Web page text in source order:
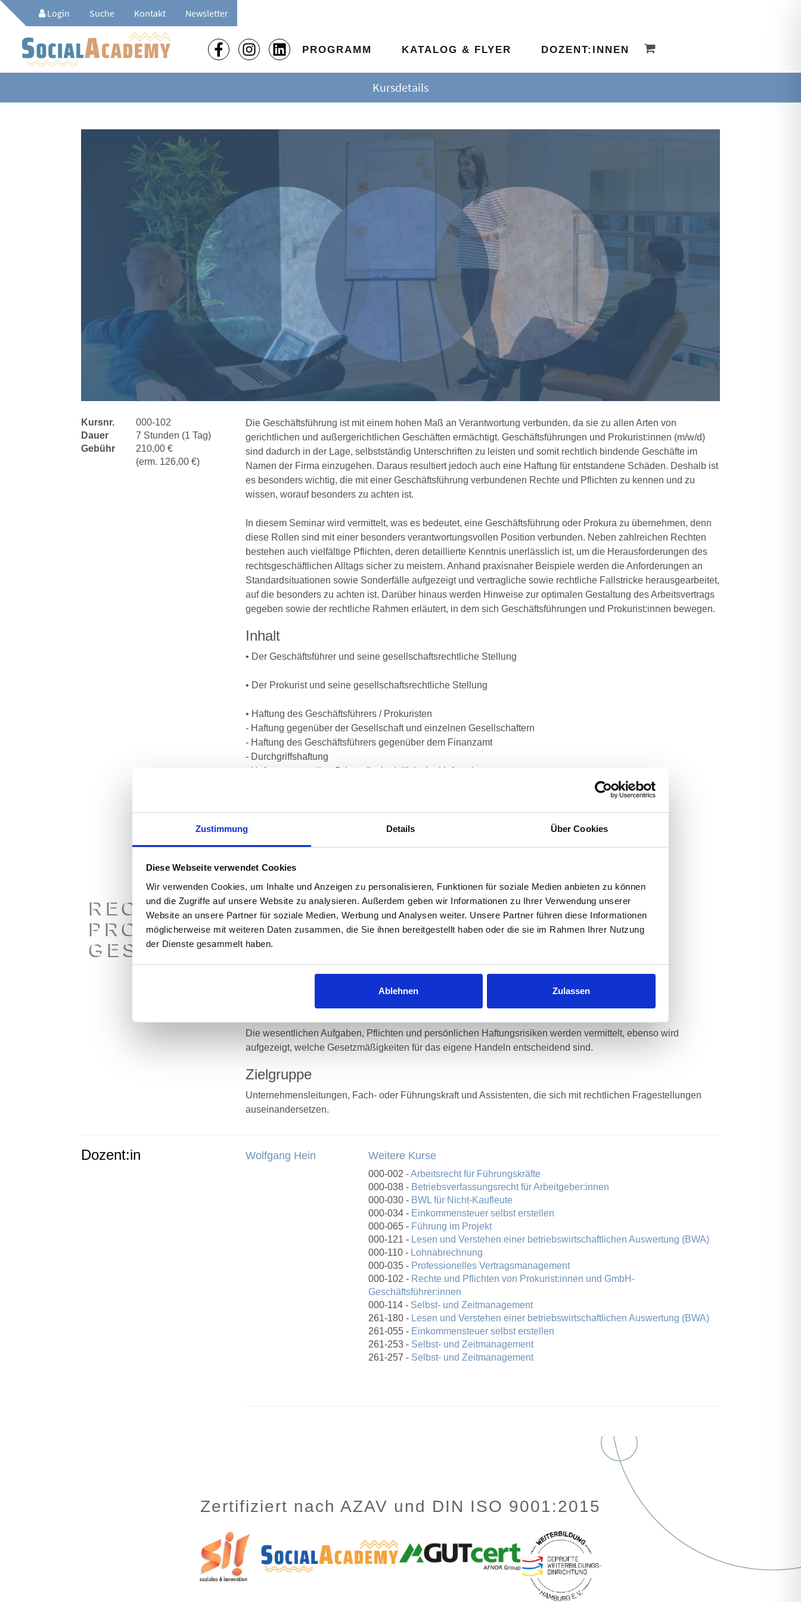
Zustimmung Details Über Cookies
Diese Webseite verwendet Cookies
Wir verwenden Cookies, um Inhalte und Anzeigen zu personalisieren, Funktionen für soziale Medien anbieten zu können
und die Zugriffe auf unsere Website zu analysieren. Außerdem geben wir Informationen zu Ihrer Verwendung unserer
Website an unsere Partner für soziale Medien, Werbung und Analysen weiter. Unsere Partner führen diese Informationen
möglicherweise mit weiteren Daten zusammen, die Sie ihnen bereitgestellt haben oder die sie im Rahmen Ihrer Nutzung
der Dienste gesammelt haben.
Ablehnen Zulassen
Login Suche Kontakt Newsletter
PROGRAMM KATALOG & FLYER DOZENT:INNEN
Kursdetails
RECHTE UND PFLICHTEN VON
PROKURIST:INNEN UND GMBH-
GESCHÄFTSFÜHRER:INNEN
Kursnr.
000-102
Dauer
7 Stunden (1 Tag)
Gebühr
210,00 €
(erm. 126,00 €)
Die Geschäftsführung ist mit einem hohen Maß an Verantwortung verbunden, da sie zu allen Arten von
gerichtlichen und außergerichtlichen Geschäften ermächtigt. Geschäftsführungen und Prokurist:innen (m/w/d)
sind dadurch in der Lage, selbstständig Unterschriften zu leisten und somit rechtlich bindende Geschäfte im
Namen der Firma einzugehen. Daraus resultiert jedoch auch eine Haftung für entstandene Schäden. Deshalb ist
es besonders wichtig, die mit einer Geschäftsführung verbundenen Rechte und Pflichten zu kennen und zu
wissen, worauf besonders zu achten ist.
In diesem Seminar wird vermittelt, was es bedeutet, eine Geschäftsführung oder Prokura zu übernehmen, denn
diese Rollen sind mit einer besonders verantwortungsvollen Position verbunden. Neben zahlreichen Rechten
bestehen auch vielfältige Pflichten, deren detaillierte Kenntnis unerlässlich ist, um die Herausforderungen des
rechtsgeschäftlichen Alltags sicher zu meistern. Anhand praxisnaher Beispiele werden die Anforderungen an
Standardsituationen sowie Sonderfälle aufgezeigt und vertragliche sowie rechtliche Fallstricke herausgearbeitet,
auf die besonders zu achten ist. Darüber hinaus werden Hinweise zur optimalen Gestaltung des Arbeitsvertrags
gegeben sowie der rechtliche Rahmen erläutert, in dem sich Geschäftsführungen und Prokurist:innen bewegen.
Inhalt
• Der Geschäftsführer und seine gesellschaftsrechtliche Stellung
• Der Prokurist und seine gesellschaftsrechtliche Stellung
• Haftung des Geschäftsführers / Prokuristen
- Haftung gegenüber der Gesellschaft und einzelnen Gesellschaftern
- Haftung des Geschäftsführers gegenüber dem Finanzamt
- Durchgriffshaftung
- Haftung gegenüber Dritten (insb. deliktische Haftung)
• Strafrechtliche Haftung
- Insolvenzverschleppung
- Untreue
- Steuerhinterziehung
• Maßnahmen zur Verringerung von Haftungsrisiken
- Organisation von Abläufen und Prozessen
- Notfallpläne, Vorsorge gegen außergewöhnliche Situationen
Die wesentlichen Aufgaben, Pflichten und persönlichen Haftungsrisiken werden vermittelt, ebenso wird
aufgezeigt, welche Gesetzmäßigkeiten für das eigene Handeln entscheidend sind.
Zielgruppe
Unternehmensleitungen, Fach- oder Führungskraft und Assistenten, die sich mit rechtlichen Fragestellungen
auseinandersetzen.
Dozent:in Wolfgang Hein Weitere Kurse
000-002 -Arbeitsrecht für Führungskräfte
000-038 - Betriebsverfassungsrecht für Arbeitgeber:innen
000-030 - BWL für Nicht-Kaufleute
000-034 - Einkommensteuer selbst erstellen
000-065 - Führung im Projekt
000-121 - Lesen und Verstehen einer betriebswirtschaftlichen Auswertung (BWA)
000-110 - Lohnabrechnung
000-035 - Professionelles Vertragsmanagement
000-102 - Rechte und Pflichten von Prokurist:innen und GmbH-
Geschäftsführer:innen
000-114 - Selbst- und Zeitmanagement
261-180 - Lesen und Verstehen einer betriebswirtschaftlichen Auswertung (BWA)
261-055 - Einkommensteuer selbst erstellen
261-253 - Selbst- und Zeitmanagement
261-257 - Selbst- und Zeitmanagement
Zertifiziert nach AZAV und DIN ISO 9001:2015